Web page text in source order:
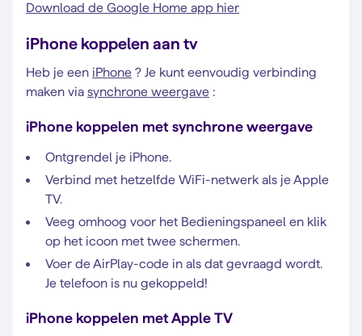
Download de Google Home app hier
iPhone koppelen aan tv
Heb je een iPhone ? Je kunt eenvoudig verbinding
maken via synchrone weergave :
iPhone koppelen met synchrone weergave
Ontgrendel je iPhone.
Verbind met hetzelfde WiFi-netwerk als je Apple
TV.
Veeg omhoog voor het Bedieningspaneel en klik
op het icoon met twee schermen.
Voer de AirPlay-code in als dat gevraagd wordt.
Je telefoon is nu gekoppeld!
iPhone koppelen met Apple TV